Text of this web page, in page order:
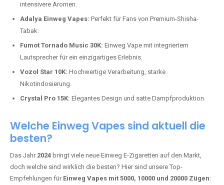
intensivere Aromen.
Adalya Einweg Vapes: Perfekt für Fans von Premium-Shisha-
Tabak.
Fumot Tornado Music 30K: Einweg Vape mit integriertem
Lautsprecher für ein einzigartiges Erlebnis.
Vozol Star 10K: Hochwertige Verarbeitung, starke
Nikotindosierung.
Crystal Pro 15K: Elegantes Design und satte Dampfproduktion.
Welche Einweg Vapes sind aktuell die
besten?
Das Jahr 2024 bringt viele neue Einweg E-Zigaretten auf den Markt,
doch welche sind wirklich die besten? Hier sind unsere Top-
Empfehlungen für Einweg Vapes mit 5000, 10000 und 20000 Zügen: